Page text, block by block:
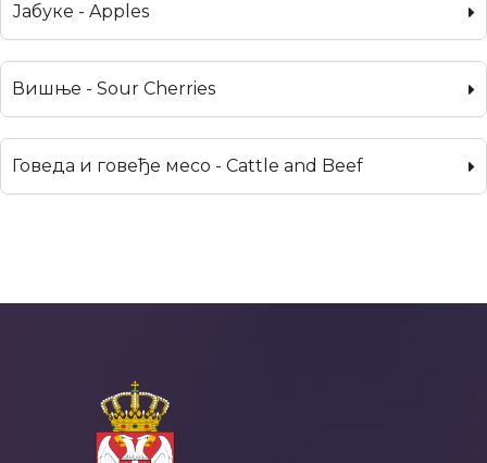
Јабуке - Apples
Вишње - Sour Cherries
Говеда и говеђе месо - Cattle and Beef